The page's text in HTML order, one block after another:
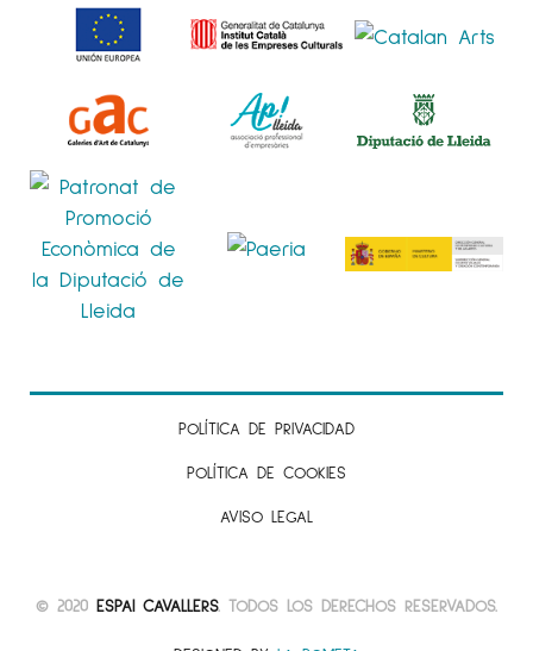
POLÍTICA DE PRIVACIDAD
POLÍTICA DE COOKIES
AVISO LEGAL
© 2020 ESPAI CAVALLERS. TODOS LOS DERECHOS RESERVADOS.